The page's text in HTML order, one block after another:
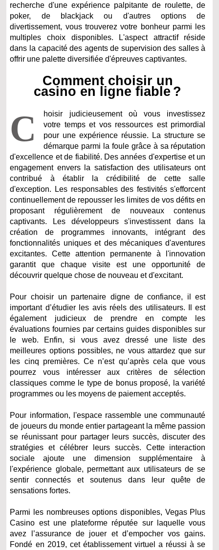
recherche d'une expérience palpitante de roulette, de
poker, de blackjack ou d'autres options de
divertissement, vous trouverez votre bonheur parmi les
multiples choix disponibles. L'aspect attractif réside
dans la capacité des agents de supervision des salles à
offrir une palette diversifiée d'épreuves captivantes.
Comment choisir un
casino en ligne fiable ?
C
hoisir judicieusement où vous investissez
votre temps et vos ressources est primordial
pour une expérience réussie. La structure se
démarque parmi la foule grâce à sa réputation
d'excellence et de fiabilité. Des années d'expertise et un
engagement envers la satisfaction des utilisateurs ont
contribué à établir la crédibilité de cette salle
d'exception. Les responsables des festivités s'efforcent
continuellement de repousser les limites de vos défits en
proposant régulièrement de nouveaux contenus
captivants. Les développeurs s'investissent dans la
création de programmes innovants, intégrant des
fonctionnalités uniques et des mécaniques d'aventures
excitantes. Cette attention permanente à l'innovation
garantit que chaque visite est une opportunité de
découvrir quelque chose de nouveau et d'excitant.
Pour choisir un partenaire digne de confiance, il est
important d’étudier les avis réels des utilisateurs. Il est
également judicieux de prendre en compte les
évaluations fournies par certains guides disponibles sur
le web. Enfin, si vous avez dressé une liste des
meilleures options possibles, ne vous attardez que sur
les cinq premières. Ce n’est qu’après cela que vous
pourrez vous intéresser aux critères de sélection
classiques comme le type de bonus proposé, la variété
programmes ou les moyens de paiement acceptés.
Pour information, l'espace rassemble une communauté
de joueurs du monde entier partageant la même passion
se réunissant pour partager leurs succès, discuter des
stratégies et célébrer leurs succès. Cette interaction
sociale ajoute une dimension supplémentaire à
l'expérience globale, permettant aux utilisateurs de se
sentir connectés et soutenus dans leur quête de
sensations fortes.
Parmi les nombreuses options disponibles, Vegas Plus
Casino est une plateforme réputée sur laquelle vous
avez l’assurance de jouer et d’empocher vos gains.
Fondé en 2019, cet établissement virtuel a réussi à se